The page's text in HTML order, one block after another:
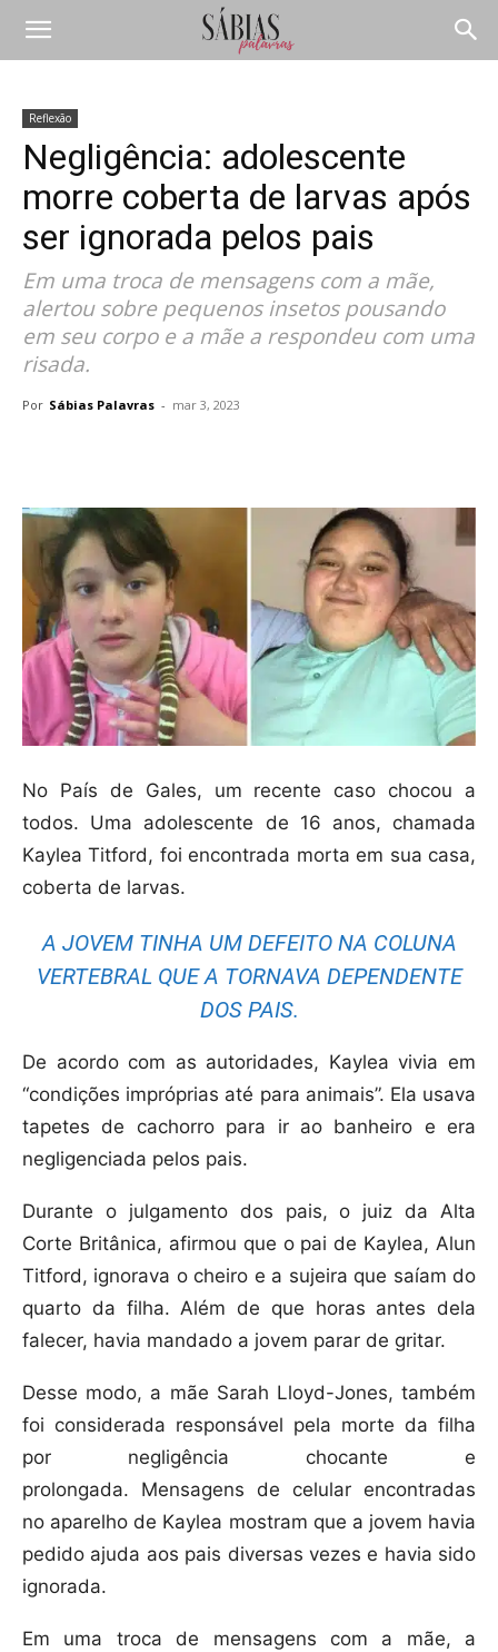
Reflexão
Negligência: adolescente
morre coberta de larvas após
ser ignorada pelos pais
Em uma troca de mensagens com a mãe,
alertou sobre pequenos insetos pousando
em seu corpo e a mãe a respondeu com uma
risada.
Por Sábias Palavras - mar 3, 2023
No País de Gales, um recente caso chocou a
todos. Uma adolescente de 16 anos, chamada
Kaylea Titford, foi encontrada morta em sua casa,
coberta de larvas.
A JOVEM TINHA UM DEFEITO NA COLUNA
VERTEBRAL QUE A TORNAVA DEPENDENTE
DOS PAIS.
De acordo com as autoridades, Kaylea vivia em
“condições impróprias até para animais”. Ela usava
tapetes de cachorro para ir ao banheiro e era
negligenciada pelos pais.
Durante o julgamento dos pais, o juiz da Alta
Corte Britânica, afirmou que o pai de Kaylea, Alun
Titford, ignorava o cheiro e a sujeira que saíam do
quarto da filha. Além de que horas antes dela
falecer, havia mandado a jovem parar de gritar.
Desse modo, a mãe Sarah Lloyd-Jones, também
foi considerada responsável pela morte da filha
por negligência chocante e
prolongada. Mensagens de celular encontradas
no aparelho de Kaylea mostram que a jovem havia
pedido ajuda aos pais diversas vezes e havia sido
ignorada.
Em uma troca de mensagens com a mãe, a